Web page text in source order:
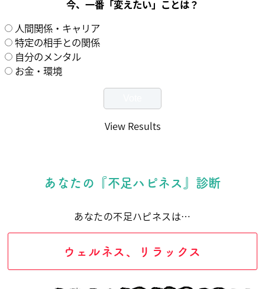
今、一番「変えたい」ことは？
人間関係・キャリア
特定の相手との関係
自分のメンタル
お金・環境
View Results
あなたの『不足ハピネス』診断
あなたの不足ハピネスは…
ウェルネス、リラックス